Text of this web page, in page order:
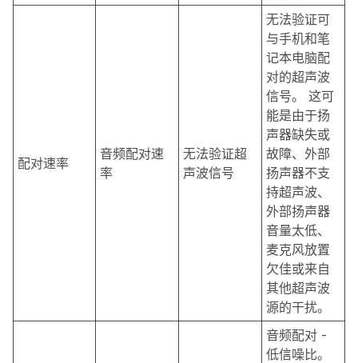
配对速率
音频配对速
率
无法验证超
声波信号
无法验证可
与手机和笔
记本电脑配
对的超声波
信号。 这可
能是由于扬
声器缺失或
故障、外部
扬声器不支
持超声波、
外部扬声器
音量太低、
麦克风放置
欠佳或来自
其他超声波
源的干扰。
音频配对 -
低信噪比。